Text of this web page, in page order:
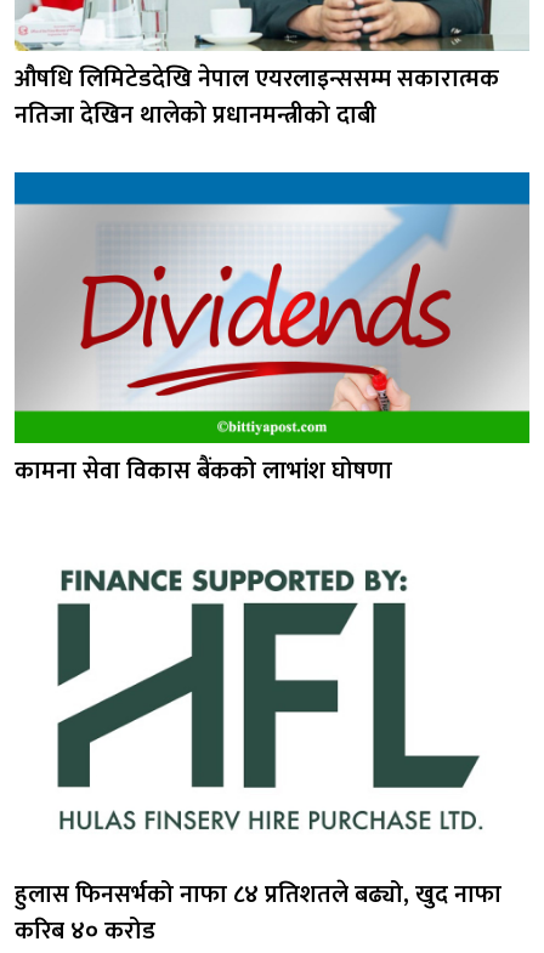
औषधि लिमिटेडदेखि नेपाल एयरलाइन्ससम्म सकारात्मक
नतिजा देखिन थालेको प्रधानमन्त्रीको दाबी
कामना सेवा विकास बैंकको लाभांश घोषणा
हुलास फिनसर्भको नाफा ८४ प्रतिशतले बढ्यो, खुद नाफा
करिब ४० करोड